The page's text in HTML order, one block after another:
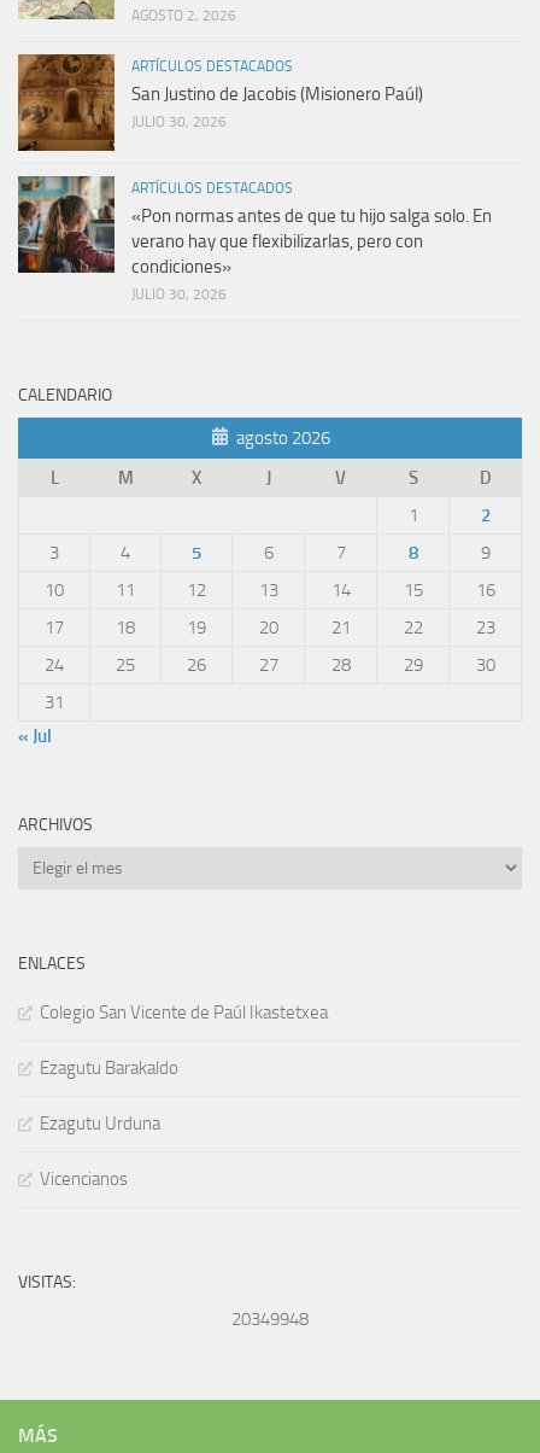
AGOSTO 2, 2026
ARTÍCULOS DESTACADOS
San Justino de Jacobis (Misionero Paúl)
JULIO 30, 2026
ARTÍCULOS DESTACADOS
«Pon normas antes de que tu hijo salga solo. En
verano hay que flexibilizarlas, pero con
condiciones»
JULIO 30, 2026
CALENDARIO
agosto 2026
L
M X J V S
D
1
2
3
4 5 6 7 8
9
10
11 12 13 14 15
16
17
18 19 20 21 22
23
24
25 26 27 28 29
30
31
« Jul
ARCHIVOS
Archivos
ENLACES
Colegio San Vicente de Paúl Ikastetxea
Ezagutu Barakaldo
Ezagutu Urduna
Vicencianos
VISITAS:
20349948
MÁS